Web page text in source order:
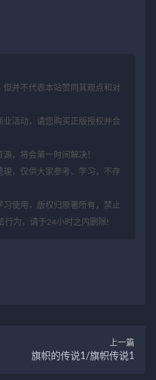
并不代表本站赞同其观点和对
活动，请您购买正版授权并合
，将会第一时间解决！
，仅供大家参考、学习，不存
使用，版权归原著所有，禁止
行为，请于24小时之内删除!
上一篇
旗帜的传说1/旗帜传说1